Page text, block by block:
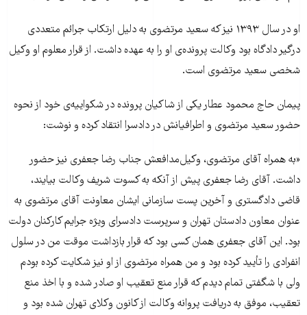
او در سال ۱۳۹۳ نیز که سعید مرتضوی به دلیل ارتکاب جرائم متعددی
درگیر دادگاه بود وکالت پرونده‌ی او را به عهده داشت. از قرار معلوم او وکیل
شخصی سعید مرتضوی است.
پیمان حاج محمود عطار یکی از شاکیان پرونده در شکواییه‌‌ی خود از نحوه
حضور سعید مرتضوی و اطرافیانش در دادسرا انتقاد کرده و نوشت:‌
«به همراه آقای مرتضوی، وکیل‌مدافعش جناب رضا جعفری نیز حضور
داشت. آقای رضا جعفری پیش از آنکه به کسوت شریف وکالت بیایند،
قاضی دادگستری و آخرین پست سازمانی ایشان معاونت آقای مرتضوی به
عنوان معاون دادستان تهران و سرپرست دادسرای ویژه جرایم کارکنان دولت
بود. این آقای جعفری همان کسی بود که قرار بازداشت موقت من در سلول
انفرادی را تأیید کرده بود و من همراه مرتضوی از او نیز شکایت کرده بودم
ولی با شگفتی تمام دیدم که قرار منع تعقیب او صادر شده و با اخذ منع
تعقیب، موفق به دریافت پروانه وکالت از کانون وکلای تهران شده بود و